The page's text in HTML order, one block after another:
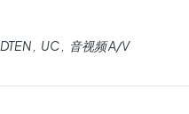
DTEN UC 音视频 A/V